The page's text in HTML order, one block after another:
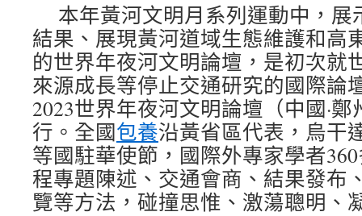
本年黃河文明月系列運動中，
結果、展現黃河道域生態維護和高
的世界年夜河文明論壇，是初次就
來源成長等停止交通研究的國際論
2023世界年夜河文明論壇（中國·
行。全國包養沿黃省區代表，烏干
等國駐華使節，國際外專家學者
程專題陳述、交通會商、結果發布
覽等方法，碰撞思惟、激蕩聰明、